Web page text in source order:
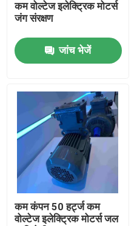
कम वोल्टेज इलेक्ट्रिक मोटर्स
जंग संरक्षण
जांच भेजें
कम कंपन 50 हर्ट्ज कम
वोल्टेज इलेक्ट्रिक मोटर्स जल